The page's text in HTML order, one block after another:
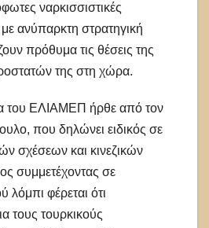
ναρκισσιστικές
ανύπαρκτη στρατηγική
πρόθυμα τις θέσεις της
της στη χώρα.
του ΕΛΙΑΜΕΠ ήρθε από τον
που δηλώνει ειδικός σε
σχέσεων και κινεζικών
συμμετέχοντας σε
λόμπι φέρεται ότι
τους τουρκικούς